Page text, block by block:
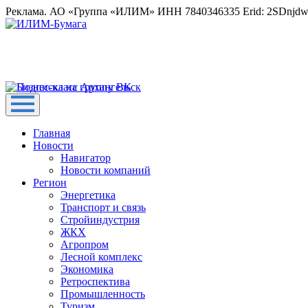
Реклама. АО «Группа «ИЛИМ» ИНН 7840346335 Erid:
Главная
Новости
Навигатор
Новости компаний
Регион
Энергетика
Транспорт и связь
Стройиндустрия
ЖКХ
Агропром
Лесной комплекс
Экономика
Ретроспектива
Промышленность